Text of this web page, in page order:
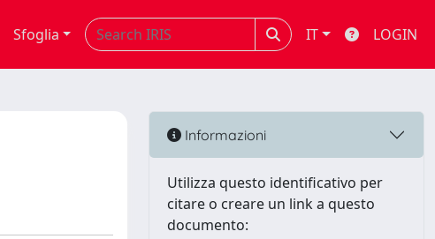
Sfoglia IT LOGIN
Informazioni
Utilizza questo identificativo per
citare o creare un link a questo
documento: